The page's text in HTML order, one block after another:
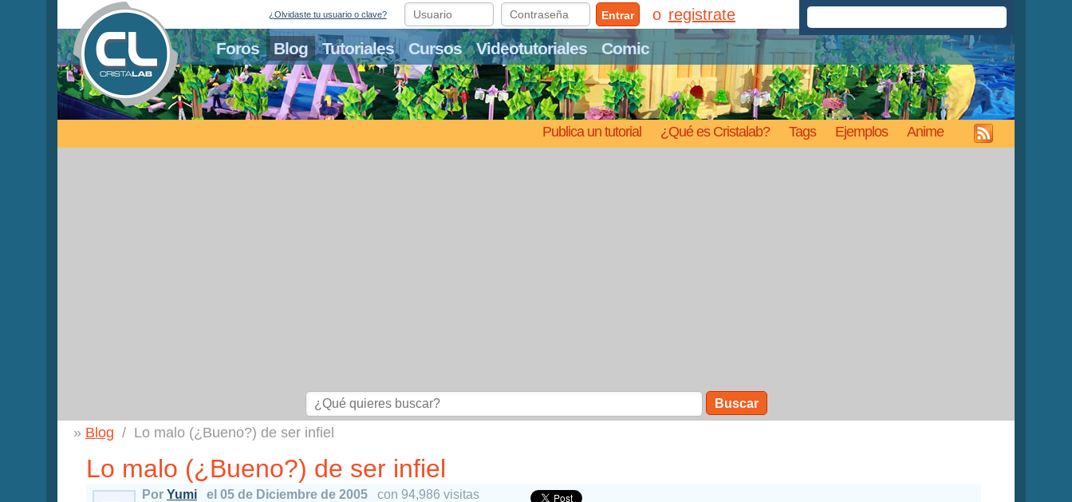
Foros Blog Tutoriales Cursos Videotutoriales Comic
Publica un tutorial ¿Qué es Cristalab? Tags Ejemplos Anime
¿Olvidaste tu usuario o clave? Entrar registrate
Buscar
Blog Lo malo (¿Bueno?) de ser infiel
Lo malo (¿Bueno?) de ser infiel
Por Yumi el 05 de Diciembre de 2005
con 94,986 visitas